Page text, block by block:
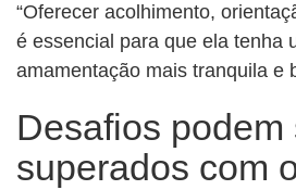
“Oferecer acolhimento,
é essencial para que ela tenha
amamentação mais tranquila e
Desafios podem
superados com